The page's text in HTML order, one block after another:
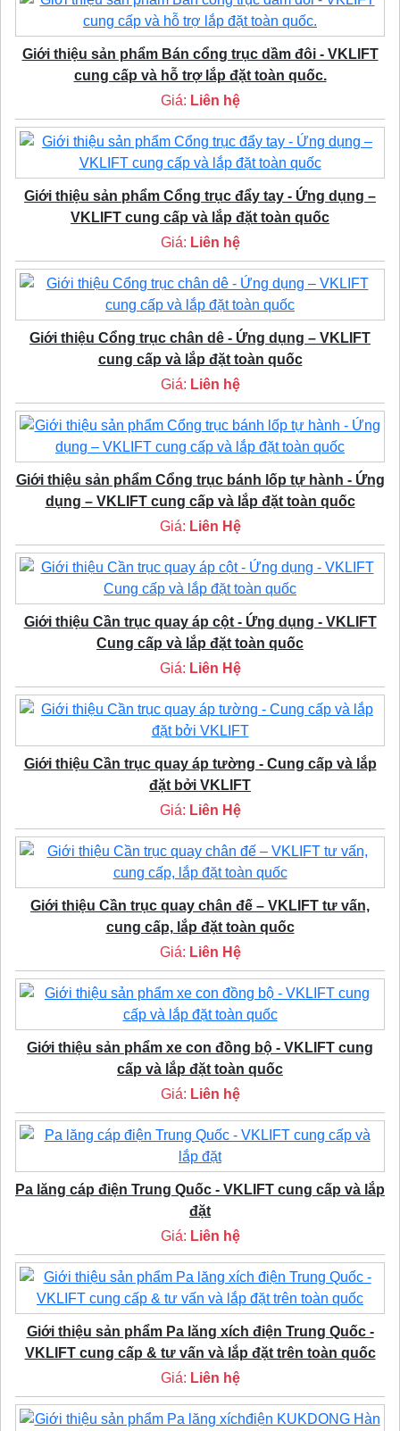
Giới thiệu sản phẩm Bán cổng trục dầm đôi - VKLIFT
cung cấp và hỗ trợ lắp đặt toàn quốc.
Giá: Liên hệ
Giới thiệu sản phẩm Cổng trục đẩy tay - Ứng dụng –
VKLIFT cung cấp và lắp đặt toàn quốc
Giá: Liên hệ
Giới thiệu Cổng trục chân dê - Ứng dụng – VKLIFT
cung cấp và lắp đặt toàn quốc
Giá: Liên hệ
Giới thiệu sản phẩm Cổng trục bánh lốp tự hành - Ứng
dụng – VKLIFT cung cấp và lắp đặt toàn quốc
Giá: Liên Hệ
Giới thiệu Cần trục quay áp cột - Ứng dụng - VKLIFT
Cung cấp và lắp đặt toàn quốc
Giá: Liên Hệ
Giới thiệu Cần trục quay áp tường - Cung cấp và lắp
đặt bởi VKLIFT
Giá: Liên Hệ
Giới thiệu Cần trục quay chân đế – VKLIFT tư vấn,
cung cấp, lắp đặt toàn quốc
Giá: Liên Hệ
Giới thiệu sản phẩm xe con đồng bộ - VKLIFT cung
cấp và lắp đặt toàn quốc
Giá: Liên hệ
Pa lăng cáp điện Trung Quốc - VKLIFT cung cấp và lắp
đặt
Giá: Liên hệ
Giới thiệu sản phẩm Pa lăng xích điện Trung Quốc -
VKLIFT cung cấp & tư vấn và lắp đặt trên toàn quốc
Giá: Liên hệ